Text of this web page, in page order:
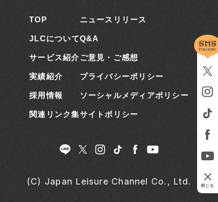
TOP
JLCについて
サービス紹介
実績紹介
採用情報
関連リンク集
ニュースリリース
Q&A
ご意見・ご感想
プライバシーポリシー
ソーシャルメディアポリシー
サイトポリシー
(C) Japan Leisure Channel Co., Ltd. 閉じる